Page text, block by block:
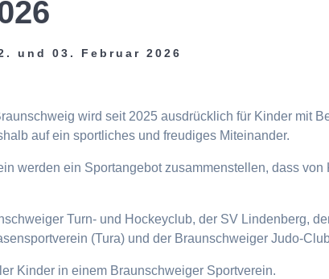
und 03. Februar 2026
wird seit 2025 ausdrücklich für Kinder mit
auf ein sportliches und freudiges Miteinander.
werden ein Sportangebot zusammenstellen, dass
Turn- und Hockeyclub, der SV Lindenberg,
(Tura) und der Braunschweiger Judo-
Kinder in einem Braunschweiger Sportverein.